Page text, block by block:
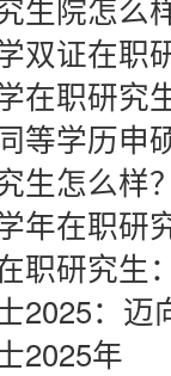
院怎么样
证在职研究
在职研究
历申硕全攻
怎么样？
年在职研
职研究生
2025：迈
2025年